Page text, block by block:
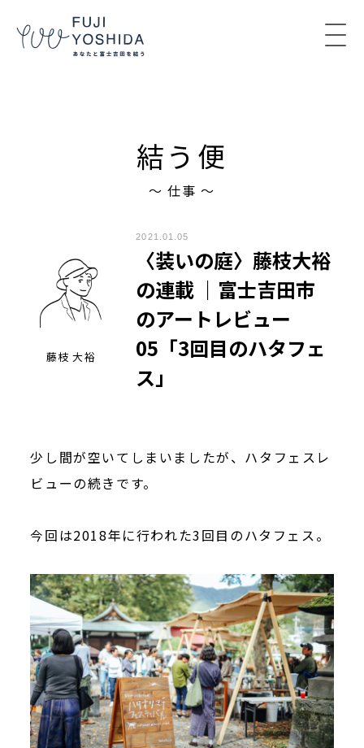
結う便
〜 仕事 〜
藤枝 大裕
2021.01.05
〈装いの庭〉藤枝大裕
の連載 ｜富士吉田市
のアートレビュー
05「3回目のハタフェ
ス」
少し間が空いてしまいましたが、ハタフェスレ
ビューの続きです。
今回は2018年に行われた3回目のハタフェス。